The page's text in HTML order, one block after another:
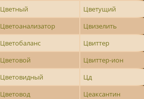
Цветный
Цветущий
Цветоанализатор
Цвизелить
Цветобаланс
Цвиттер
Цветовой
Цвиттер-ион
Цветовидный
Цд
Цветовод
Цеаксантин